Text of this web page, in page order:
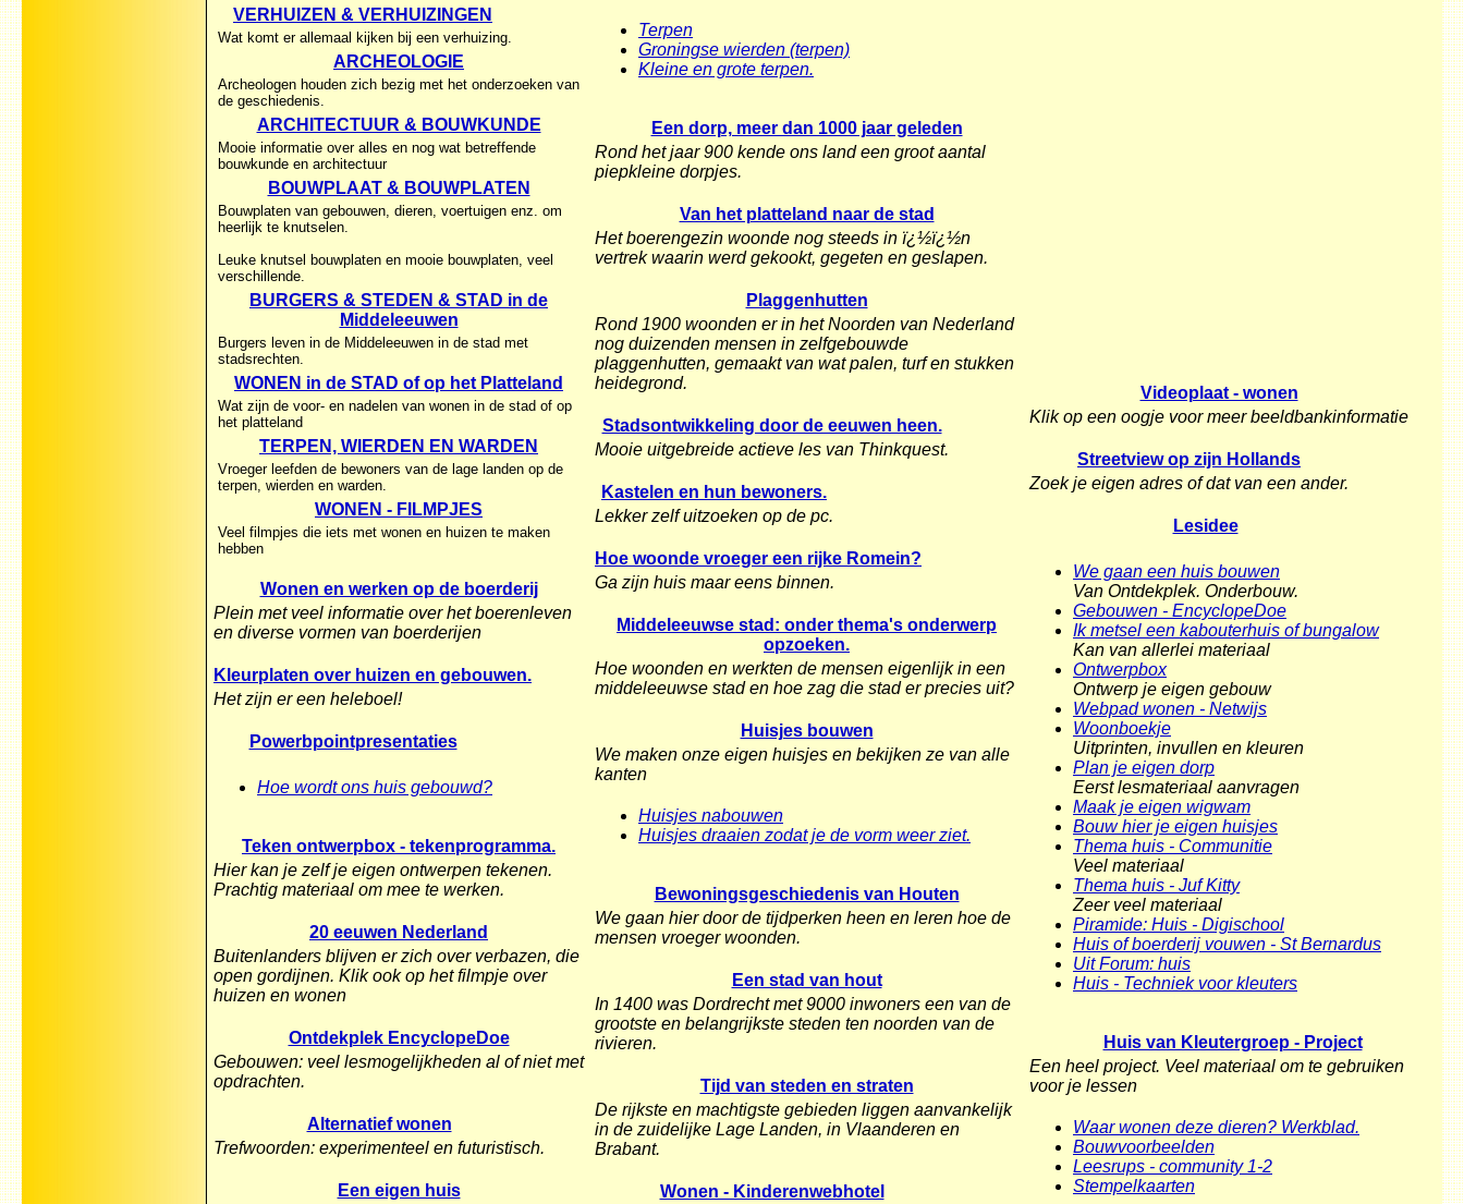
VERHUIZEN & VERHUIZINGEN
Wat komt er allemaal kijken bij een verhuizing.
ARCHEOLOGIE
Archeologen houden zich bezig met het onderzoeken van
de geschiedenis.
ARCHITECTUUR & BOUWKUNDE
Mooie informatie over alles en nog wat betreffende
bouwkunde en architectuur
BOUWPLAAT & BOUWPLATEN
Bouwplaten van gebouwen, dieren, voertuigen enz. om
heerlijk te knutselen.
Leuke knutsel bouwplaten en mooie bouwplaten, veel
verschillende.
BURGERS & STEDEN & STAD in de
Middeleeuwen
Burgers leven in de Middeleeuwen in de stad met
stadsrechten.
WONEN in de STAD of op het Platteland
Wat zijn de voor- en nadelen van wonen in de stad of op
het platteland
TERPEN, WIERDEN EN WARDEN
Vroeger leefden de bewoners van de lage landen op de
terpen, wierden en warden.
WONEN - FILMPJES
Veel filmpjes die iets met wonen en huizen te maken
hebben
Wonen en werken op de boerderij
Plein met veel informatie over het boerenleven
en diverse vormen van boerderijen
Kleurplaten over huizen en gebouwen.
Het zijn er een heleboel!
Powerbpointpresentaties
Hoe wordt ons huis gebouwd?
Teken ontwerpbox - tekenprogramma.
Hier kan je zelf je eigen ontwerpen tekenen.
Prachtig materiaal om mee te werken.
20 eeuwen Nederland
Buitenlanders blijven er zich over verbazen, die
open gordijnen. Klik ook op het filmpje over
huizen en wonen
Ontdekplek EncyclopeDoe
Gebouwen: veel lesmogelijkheden al of niet met
opdrachten.
Alternatief wonen
Trefwoorden: experimenteel en futuristisch.
Een eigen huis
Terpen
Groningse wierden (terpen)
Kleine en grote terpen.
Een dorp, meer dan 1000 jaar geleden
Rond het jaar 900 kende ons land een groot aantal
piepkleine dorpjes.
Van het platteland naar de stad
Het boerengezin woonde nog steeds in ï¿½ï¿½n
vertrek waarin werd gekookt, gegeten en geslapen.
Plaggenhutten
Rond 1900 woonden er in het Noorden van Nederland
nog duizenden mensen in zelfgebouwde
plaggenhutten, gemaakt van wat palen, turf en stukken
heidegrond.
Stadsontwikkeling door de eeuwen heen.
Mooie uitgebreide actieve les van Thinkquest.
Kastelen en hun bewoners.
Lekker zelf uitzoeken op de pc.
Hoe woonde vroeger een rijke Romein?
Ga zijn huis maar eens binnen.
Middeleeuwse stad: onder thema's onderwerp
opzoeken.
Hoe woonden en werkten de mensen eigenlijk in een
middeleeuwse stad en hoe zag die stad er precies uit?
Huisjes bouwen
We maken onze eigen huisjes en bekijken ze van alle
kanten
Huisjes nabouwen
Huisjes draaien zodat je de vorm weer ziet.
Bewoningsgeschiedenis van Houten
We gaan hier door de tijdperken heen en leren hoe de
mensen vroeger woonden.
Een stad van hout
In 1400 was Dordrecht met 9000 inwoners een van de
grootste en belangrijkste steden ten noorden van de
rivieren.
Tijd van steden en straten
De rijkste en machtigste gebieden liggen aanvankelijk
in de zuidelijke Lage Landen, in Vlaanderen en
Brabant.
Wonen - Kinderenwebhotel
Videoplaat - wonen
Klik op een oogje voor meer beeldbankinformatie
Streetview op zijn Hollands
Zoek je eigen adres of dat van een ander.
Lesidee
We gaan een huis bouwen
Van Ontdekplek. Onderbouw.
Gebouwen - EncyclopeDoe
Ik metsel een kabouterhuis of bungalow
Kan van allerlei materiaal
Ontwerpbox
Ontwerp je eigen gebouw
Webpad wonen - Netwijs
Woonboekje
Uitprinten, invullen en kleuren
Plan je eigen dorp
Eerst lesmateriaal aanvragen
Maak je eigen wigwam
Bouw hier je eigen huisjes
Thema huis - Communitie
Veel materiaal
Thema huis - Juf Kitty
Zeer veel materiaal
Piramide: Huis - Digischool
Huis of boerderij vouwen - St Bernardus
Uit Forum: huis
Huis - Techniek voor kleuters
Huis van Kleutergroep - Project
Een heel project. Veel materiaal om te gebruiken
voor je lessen
Waar wonen deze dieren? Werkblad.
Bouwvoorbeelden
Leesrups - community 1-2
Stempelkaarten